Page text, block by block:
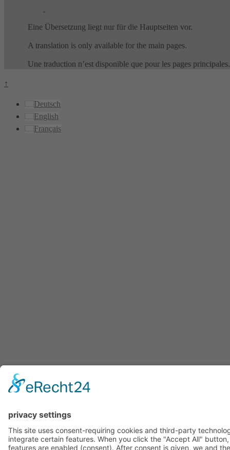
Eine Übersetzung liegt nur für die Hauptseiten vor.
A translation is only available for the main pages.
Une traduction n’est disponible que pour les pages principales.
↑
Deutsch
English
Français